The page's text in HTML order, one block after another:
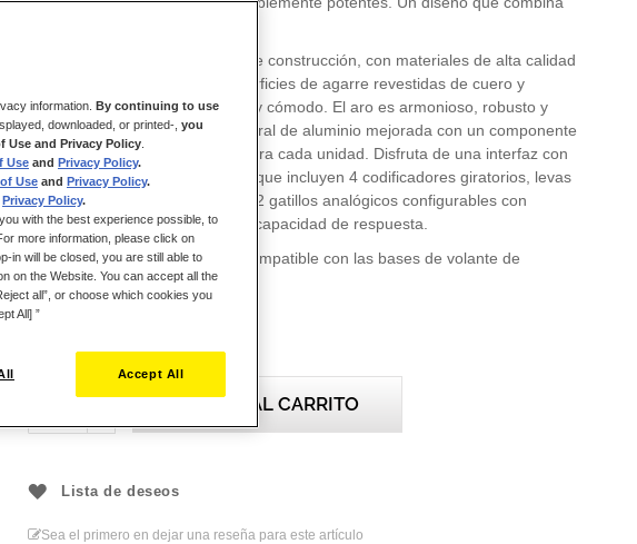
Apreciarás su refinada calidad de construcción, con materiales de alta calidad
y atención a los acabados: superficies de agarre revestidas de cuero y
Alcantara para un manejo firme y cómodo. El aro es armonioso, robusto y
ligero, con una placa frontal central de aluminio mejorada con un componente
de carbono forjado específico para cada unidad. Disfruta de una interfaz con
todas las funciones: 25 botones que incluyen 4 codificadores giratorios, levas
de cambio magnéticas, 2 LED y 2 gatillos analógicos configurables con
función clutch assist para mejor capacidad de respuesta.
El Hypercar Wheel Add-On es compatible con las bases de volante de
carreras T818, T598 y las futuras de Thrustmaster en PS5/PS4, Xbox
Series/Xbox One, y PC (Windows 10/11).
399,99 €
AÑADIR AL CARRITO
Lista de deseos
Sea el primero en dejar una reseña para este artículo
information. By continuing to use
downloaded, or printed-, you
Use and Privacy Policy
Use and Privacy Policy.
Use and Privacy Policy.
Privacy Policy.
with the best experience possible, to
more information, please click on
in will be closed, you are still able to
on the Website. You can accept all the
all”, or choose which cookies you
All] ”
Accept All